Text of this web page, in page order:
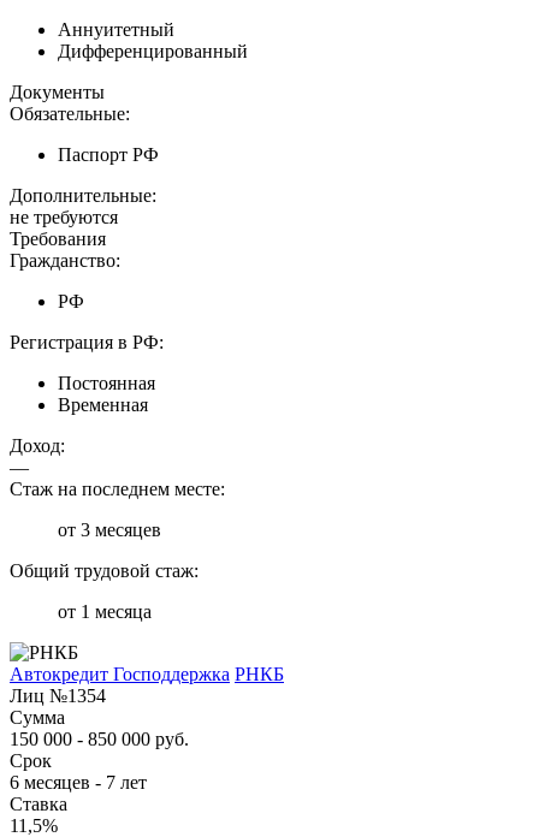
Аннуитетный
Дифференцированный
Документы
Обязательные:
Паспорт РФ
Дополнительные:
не требуются
Требования
Гражданство:
РФ
Регистрация в РФ:
Постоянная
Временная
Доход:
—
Стаж на последнем месте:
от 3 месяцев
Общий трудовой стаж:
от 1 месяца
Автокредит Господдержка РНКБ
Лиц №1354
Сумма
150 000 - 850 000 руб.
Срок
6 месяцев - 7 лет
Ставка
11,5%